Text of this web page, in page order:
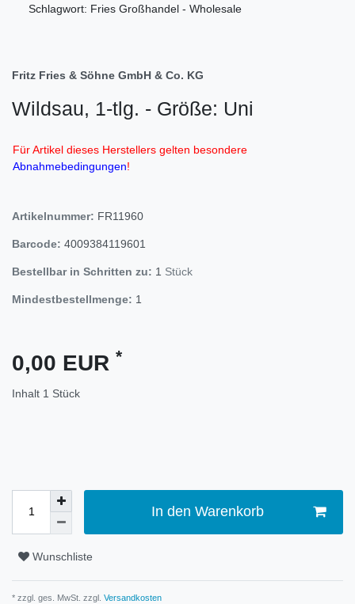
Schlagwort: Fries Großhandel - Wholesale
Fritz Fries & Söhne GmbH & Co. KG
Wildsau, 1-tlg. - Größe: Uni
Für Artikel dieses Herstellers gelten besondere
Abnahmebedingungen!
Artikelnummer: FR11960
Barcode: 4009384119601
Bestellbar in Schritten zu: 1 Stück
Mindestbestellmenge: 1
0,00 EUR *
Inhalt 1 Stück
In den Warenkorb
Wunschliste
* zzgl. ges. MwSt. zzgl. Versandkosten